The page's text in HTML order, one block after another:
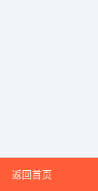
返回首页